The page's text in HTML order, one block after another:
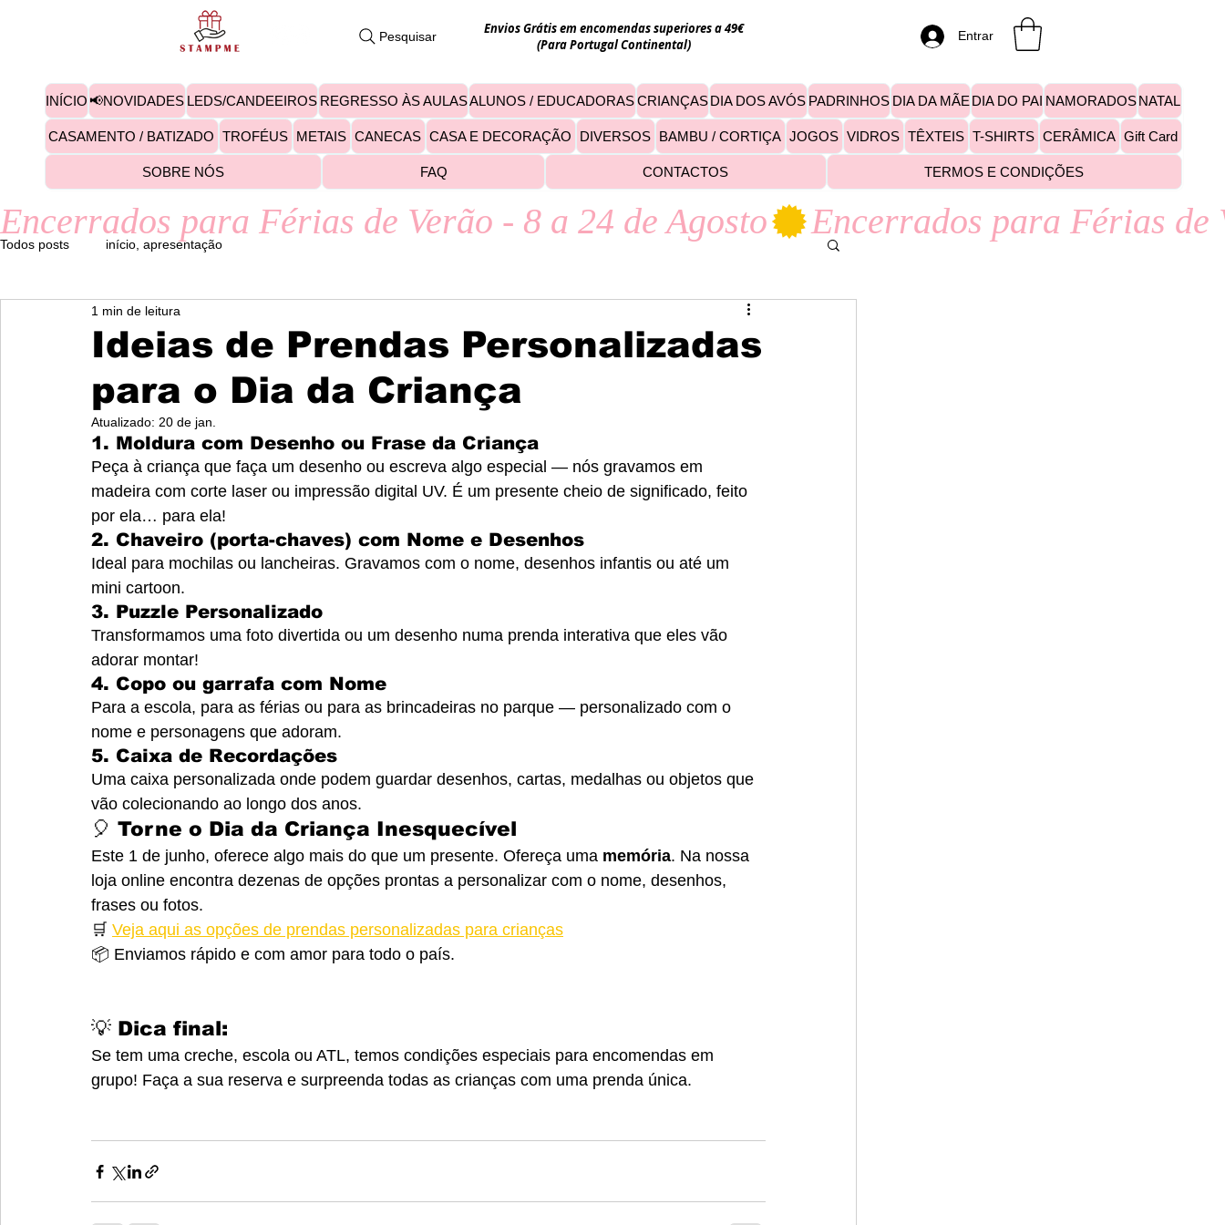
Pesquisar
Envios Grátis em encomendas superiores a 49€
(Para Portugal Continental)
Entrar
Todos posts início, apresentação
Ideias de Prendas Personalizadas
para o Dia da Criança
1 min de leitura
Atualizado: 20 de jan.
1. Moldura com Desenho ou Frase da Criança
Peça à criança que faça um desenho ou escreva algo especial — nós gravamos em
madeira com corte laser ou impressão digital UV. É um presente cheio de significado, feito
por ela… para ela!
2. Chaveiro (porta-chaves) com Nome e Desenhos
Ideal para mochilas ou lancheiras. Gravamos com o nome, desenhos infantis ou até um
mini cartoon.
3. Puzzle Personalizado
Transformamos uma foto divertida ou um desenho numa prenda interativa que eles vão
adorar montar!
4. Copo ou garrafa com Nome
Para a escola, para as férias ou para as brincadeiras no parque — personalizado com o
nome e personagens que adoram.
5. Caixa de Recordações
Uma caixa personalizada onde podem guardar desenhos, cartas, medalhas ou objetos que
vão colecionando ao longo dos anos.
🎈 Torne o Dia da Criança Inesquecível
Este 1 de junho, oferece algo mais do que um presente. Ofereça uma memória. Na nossa
loja online encontra dezenas de opções prontas a personalizar com o nome, desenhos,
frases ou fotos.
🛒 Veja aqui as opções de prendas personalizadas para crianças
📦 Enviamos rápido e com amor para todo o país.
💡 Dica final:
Se tem uma creche, escola ou ATL, temos condições especiais para encomendas em
grupo! Faça a sua reserva e surpreenda todas as crianças com uma prenda única.
INÍCIO 📢NOVIDADES LEDS/CANDEEIROS REGRESSO ÀS AULASALUNOS / EDUCADORASCRIANÇASDIA DOS AVÓS PADRINHOS DIA DA MÃE DIA DO PAI NAMORADOSNATAL
CASAMENTO / BATIZADO TROFÉUS METAIS CANECAS CASA E DECORAÇÃO DIVERSOS BAMBU / CORTIÇA JOGOS VIDROS TÊXTEIS T-SHIRTS CERÂMICA Gift Card
SOBRE NÓS FAQ CONTACTOS TERMOS E CONDIÇÕES
Encerrados para Férias de Verão - 8 a 24 de Agosto